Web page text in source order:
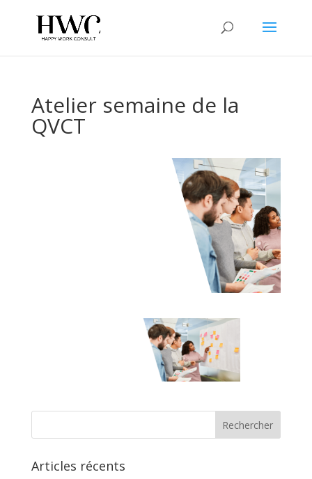
Atelier semaine de la
QVCT
Articles récents